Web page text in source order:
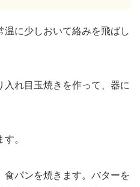
に少しおいて絡みを飛ばし
れ目玉焼きを作って、器に
。
パンを焼きます。バターを